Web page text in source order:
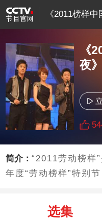
《2011榜样中
《
夜》
简介：“2011劳动榜样
年度“劳动榜样”特别
选集